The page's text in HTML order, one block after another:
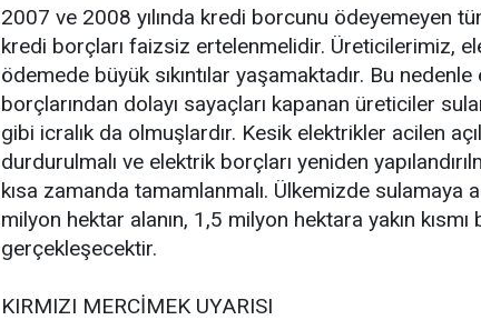
2007 ve 2008 yılında kredi borcunu ödeyemeyen
kredi borçları faizsiz ertelenmelidir. Üreticilerimiz,
ödemede büyük sıkıntılar yaşamaktadır. Bu
borçlarından dolayı sayaçları kapanan üreticiler
gibi icralık da olmuşlardır. Kesik elektrikler acilen
durdurulmalı ve elektrik borçları yeniden
kısa zamanda tamamlanmalı. Ülkemizde sulamaya
milyon hektar alanın, 1,5 milyon hektara yakın
gerçekleşecektir.
KIRMIZI MERCİMEK UYARISI